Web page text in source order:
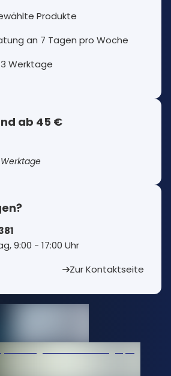
Produkte
an 7 Tagen pro Woche
Werktage
ab 45 €
9:00 - 17:00 Uhr
Zur Kontaktseite